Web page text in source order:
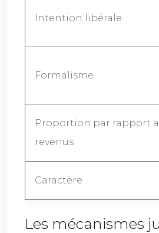
Intention libérale
Formalisme
Proportion par rapport
revenus
Caractère
Les mécanismes